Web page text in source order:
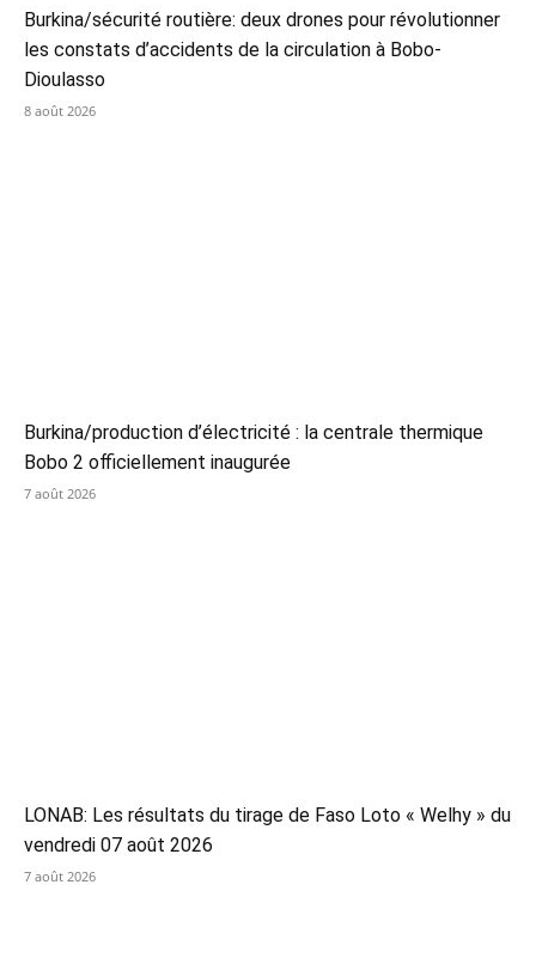
Burkina/sécurité routière: deux drones pour révolutionner
les constats d’accidents de la circulation à Bobo-
Dioulasso
8 août 2026
Burkina/production d’électricité : la centrale thermique
Bobo 2 officiellement inaugurée
7 août 2026
LONAB: Les résultats du tirage de Faso Loto « Welhy » du
vendredi 07 août 2026
7 août 2026